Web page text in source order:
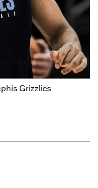
Grizzlies